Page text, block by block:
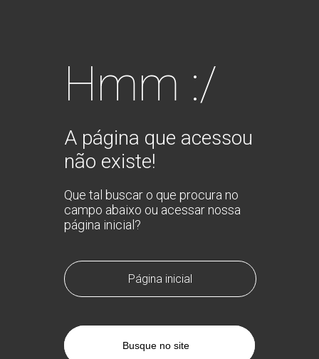
Hmm :/
A página que acessou
não existe!
Que tal buscar o que procura no
campo abaixo ou acessar nossa
página inicial?
Página inicial